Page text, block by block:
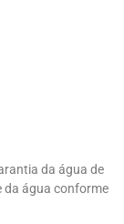
da água de
da água conforme